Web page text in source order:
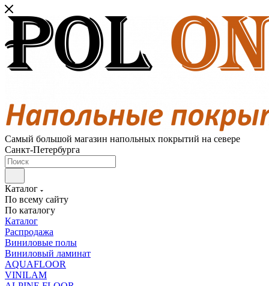
Самый большой магазин напольных покрытий на севере
Санкт-Петербурга
Каталог
По всему сайту
По каталогу
Каталог
Распродажа
Виниловые полы
Виниловый ламинат
AQUAFLOOR
VINILAM